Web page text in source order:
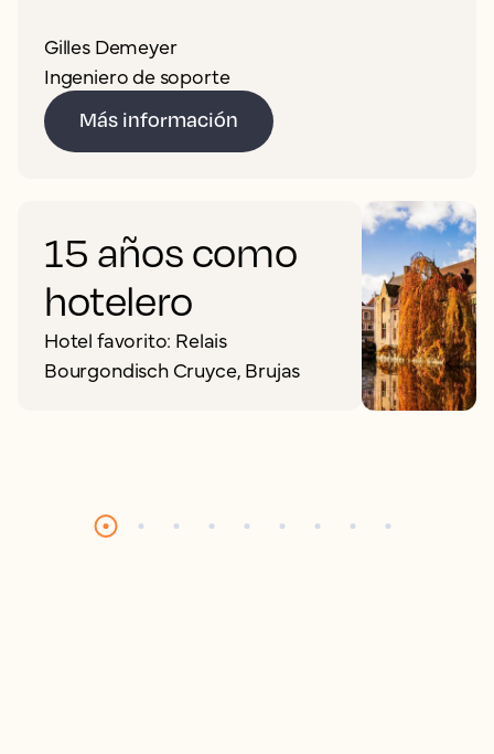
Gilles Demeyer
Ingeniero de soporte
Más información
15 años como
hotelero
Hotel favorito: Relais
Bourgondisch Cruyce, Brujas